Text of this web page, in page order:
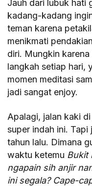
Jauh dari lubuk hati
kadang-kadang
teman karena
menikmati
diri. Mungkin
langkah setiap hari,
momen meditasi
jadi sangat enjoy.
Apalagi, jalan kaki
super indah ini. Tapi
tahun lalu. Dimana
waktu ketemu Bukit
ngapain sih anjir
ini segala? Cape-